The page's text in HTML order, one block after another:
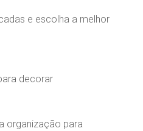
e escolha a melhor
decorar
organização para